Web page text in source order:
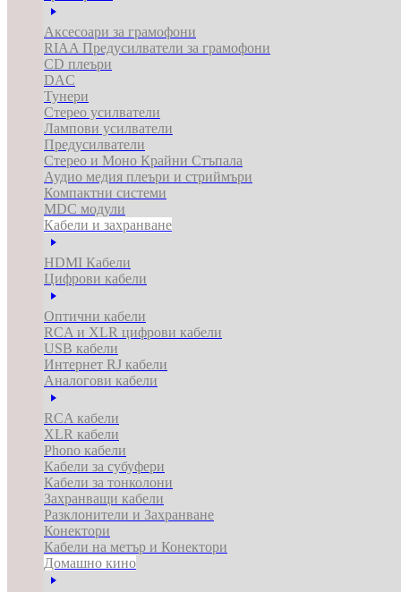
Аксесоари за грамофони
RIAA Предусилватели за грамофони
CD плеъри
DAC
Тунери
Стерео усилватели
Лампови усилватели
Предусилватели
Стерео и Моно Крайни Стъпала
Аудио медия плеъри и стриймъри
Компактни системи
MDC модули
Кабели и захранване
HDMI Кабели
Цифрови кабели
Оптични кабели
RCA и XLR цифрови кабели
USB кабели
Интернет RJ кабели
Аналогови кабели
RCA кабели
XLR кабели
Phono кабели
Кабели за субуфери
Кабели за тонколони
Захранващи кабели
Разклонители и Захранване
Конектори
Кабели на метър и Конектори
Домашно кино